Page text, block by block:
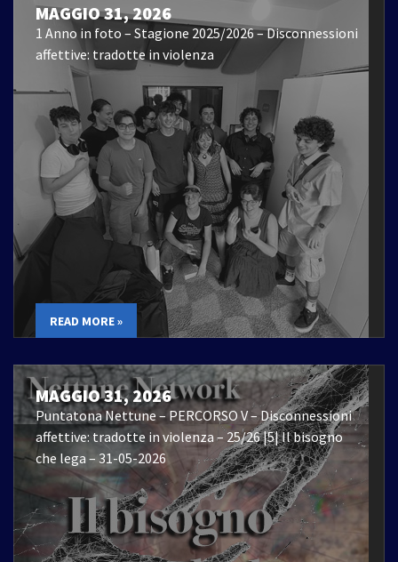
MAGGIO 31, 2026
1 Anno in foto – Stagione 2025/2026 – Disconnessioni
affettive: tradotte in violenza
READ MORE »
MAGGIO 31, 2026
Puntatona Nettune – PERCORSO V – Disconnessioni
affettive: tradotte in violenza – 25/26 |5| Il bisogno
che lega – 31-05-2026